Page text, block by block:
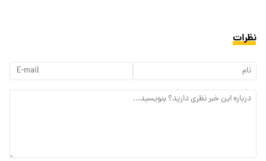
نظرات